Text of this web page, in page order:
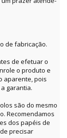
de fabricação.
de efetuar o
o produto e
aparente, pois
garantia.
são do mesmo
Recomendamos
dos papéis de
precisar